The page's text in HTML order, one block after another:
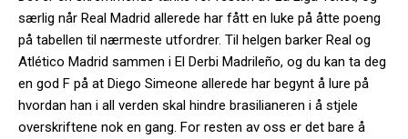
særlig når Real Madrid allerede har fått en luke på åtte poeng
på tabellen til nærmeste utfordrer. Til helgen barker Real og
Atlético Madrid sammen i El Derbi Madrileño, og du kan ta deg
en god F på at Diego Simeone allerede har begynt å lure på
hvordan han i all verden skal hindre brasilianeren i å stjele
overskriftene nok en gang. For resten av oss er det bare å